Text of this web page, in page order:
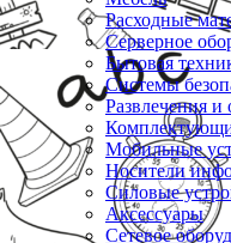
Расходные
Серверное
Бытовая
Системы
Развлечения и
Мобильные
Носители
Силовые
Аксессуары
Сетевое